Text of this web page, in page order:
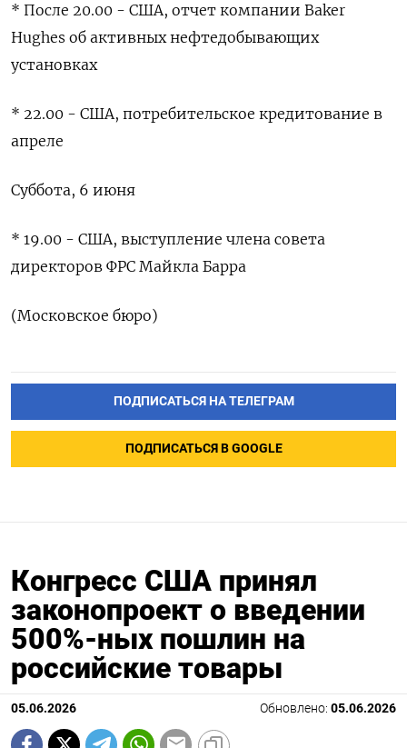
* После 20.00 - США, отчет компании ‌Baker
Hughes об активных нефтедобывающих
установках
* 22.00 - США, потребительское кредитование в ​
апреле
Суббота, 6 июня
* 19.00 - США, выступление члена ‌совета
директоров ФРС Майкла Барра
(Московское бюро)
ПОДПИСАТЬСЯ НА ТЕЛЕГРАМ
ПОДПИСАТЬСЯ В GOOGLE
Конгресс США принял
законопроект о введении
500%-ных пошлин на
российские товары
05.06.2026 Обновлено: 05.06.2026